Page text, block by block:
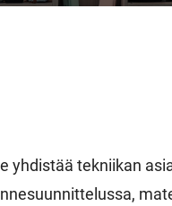
yhdistää tekniikan